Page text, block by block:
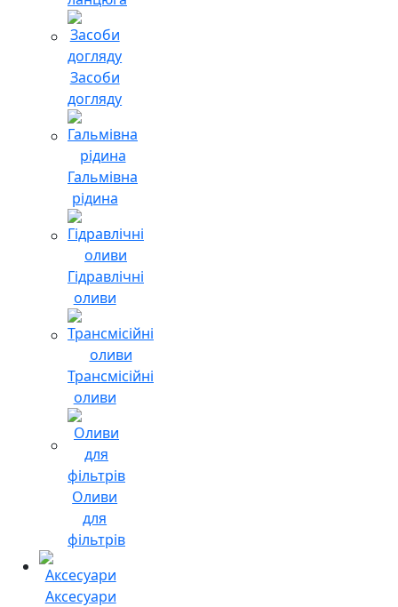
Засоби
догляду
Гальмівна
рідина
Гідравлічні
оливи
Трансмісійні
оливи
Оливи
для
фільтрів
Аксесуари